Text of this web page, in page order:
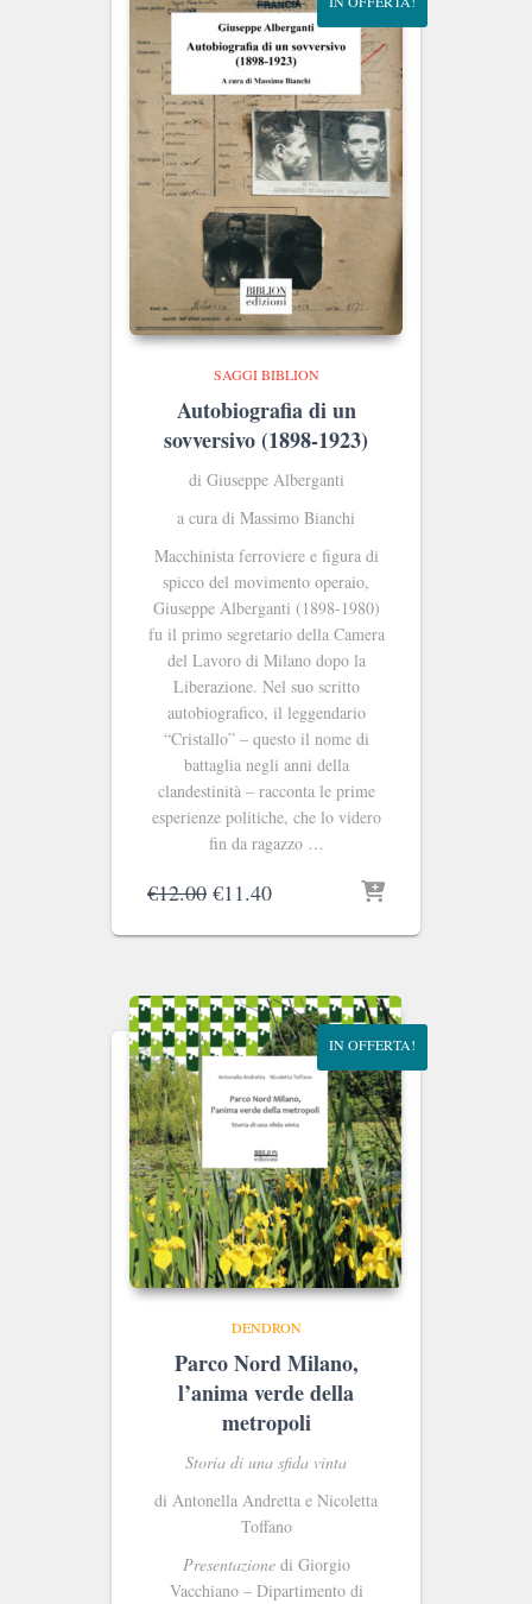
SAGGI BIBLION
Autobiografia di un
sovversivo (1898-1923)
di Giuseppe Alberganti
a cura di Massimo Bianchi
Macchinista ferroviere e figura di
spicco del movimento operaio,
Giuseppe Alberganti (1898-1980)
fu il primo segretario della Camera
del Lavoro di Milano dopo la
Liberazione. Nel suo scritto
autobiografico, il leggendario
“Cristallo” – questo il nome di
battaglia negli anni della
clandestinità – racconta le prime
esperienze politiche, che lo videro
fin da ragazzo …
€12.00 Il
originale
€12.00.
€11.40Il
attuale
€11.40.
IN OFFERTA!
DENDRON
Parco Nord Milano,
l’anima verde della
metropoli
Storia di una sfida vinta
di Antonella Andretta e Nicoletta
Toffano
Presentazionedi Giorgio
Vacchiano – Dipartimento di